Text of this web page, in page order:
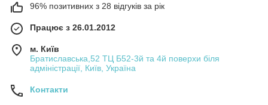
96% позитивних з 28 відгуків за рік
Працює з 26.01.2012
м. Київ
Братиславська,52 ТЦ Б52-3й та 4й поверхи біля
адміністрації, Київ, Україна
Контакти